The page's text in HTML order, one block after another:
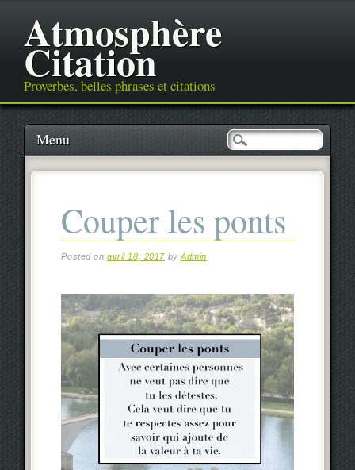
Atmosphère
Citation
Proverbes, belles phrases et citations
Main menu
Skip
content
Menu
Couper les ponts
Posted onavril 18, 2017 byAdmin